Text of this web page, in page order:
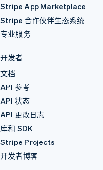
Stripe App Marketplace
Stripe 合作伙伴生态系统
专业服务
开发者
文档
API 参考
API 状态
API 更改日志
库和 SDK
Stripe Projects
开发者博客